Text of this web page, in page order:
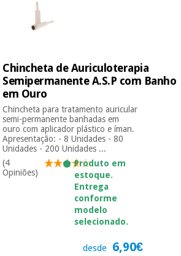
Instrumental
cirúrgico
Chincheta de Auriculoterapia
Semipermanente A.S.P com Banho
em Ouro
Chincheta para tratamento auricular
semi-permanente banhadas em
ouro com aplicador plástico e íman.
Apresentação: - 8 Unidades - 80
Unidades - 200 Unidades ...
(4
Opiniões)
Produto em
estoque.
Entrega
conforme
modelo
selecionado.
desde 6,90€